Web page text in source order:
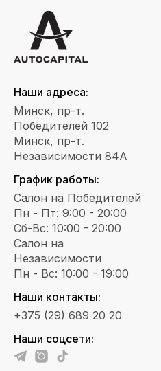
Наши адреса:
Минск, пр-т.
Победителей 102
Минск, пр-т.
Независимости 84А
График работы:
Салон на Победителей
Пн - Пт: 9:00 - 20:00
Сб-Вс: 10:00 - 20:00
Салон на
Независимости
Пн - Вс: 10:00 - 19:00
Наши контакты:
+375 (29) 689 20 20
Наши соцсети: